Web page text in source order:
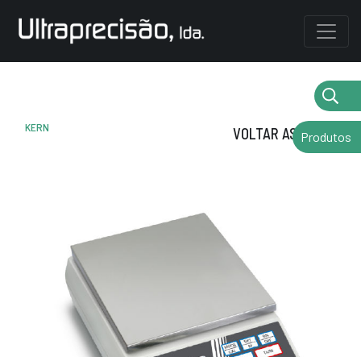
KERN VOLTAR AS MARCAS
Produtos